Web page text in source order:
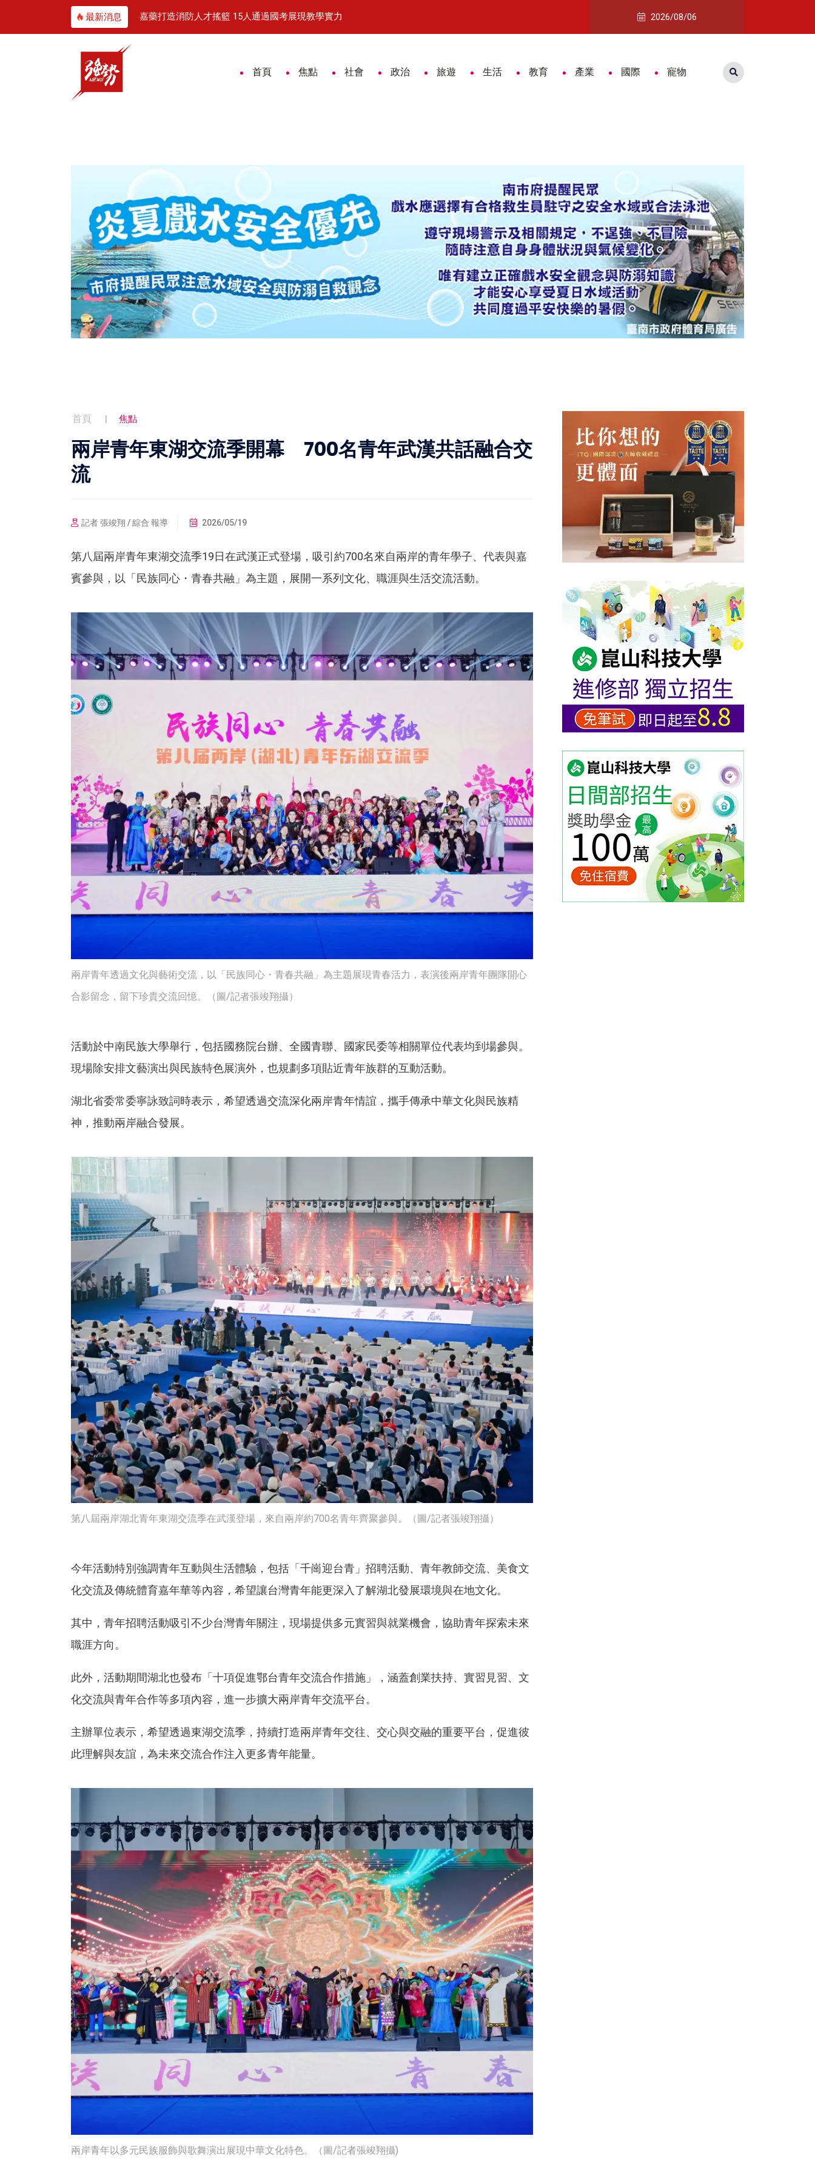
最新消息
于瑄勇奪全國技能競賽獎牌 嘉藥打造消防人才搖籃 15人通過國考展現教學實力 3D玩具熊竟藏毒！ 保三總隊破獲跨境
2026/08/06
首頁 焦點 社會 政治 旅遊 生活 教育 產業 國際 寵物
首頁 焦點
兩岸青年東湖交流季開幕 700名青年武漢共話融合交
流
記者 張竣翔 / 綜合 報導 2026/05/19
第八屆兩岸青年東湖交流季19日在武漢正式登場，吸引約700名來自兩岸的青年學子、代表與嘉
賓參與，以「民族同心・青春共融」為主題，展開一系列文化、職涯與生活交流活動。
兩岸青年透過文化與藝術交流，以「民族同心・青春共融」為主題展現青春活力，表演後兩岸青年團隊開心
合影留念，留下珍貴交流回憶。（圖/記者張竣翔攝）
活動於中南民族大學舉行，包括國務院台辦、全國青聯、國家民委等相關單位代表均到場參與。
現場除安排文藝演出與民族特色展演外，也規劃多項貼近青年族群的互動活動。
湖北省委常委寧詠致詞時表示，希望透過交流深化兩岸青年情誼，攜手傳承中華文化與民族精
神，推動兩岸融合發展。
第八屆兩岸湖北青年東湖交流季在武漢登場，來自兩岸約700名青年齊聚參與。（圖/記者張竣翔攝）
今年活動特別強調青年互動與生活體驗，包括「千崗迎台青」招聘活動、青年教師交流、美食文
化交流及傳統體育嘉年華等內容，希望讓台灣青年能更深入了解湖北發展環境與在地文化。
其中，青年招聘活動吸引不少台灣青年關注，現場提供多元實習與就業機會，協助青年探索未來
職涯方向。
此外，活動期間湖北也發布「十項促進鄂台青年交流合作措施」，涵蓋創業扶持、實習見習、文
化交流與青年合作等多項內容，進一步擴大兩岸青年交流平台。
主辦單位表示，希望透過東湖交流季，持續打造兩岸青年交往、交心與交融的重要平台，促進彼
此理解與友誼，為未來交流合作注入更多青年能量。
兩岸青年以多元民族服飾與歌舞演出展現中華文化特色。（圖/記者張竣翔攝)